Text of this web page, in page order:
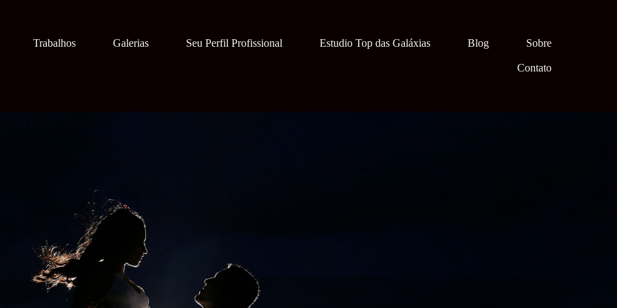
Trabalhos Galerias Seu Perfil Profissional Estudio Top das Galáxias Blog Sobre
Contato